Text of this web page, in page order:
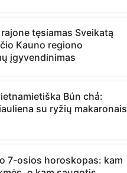
tęsiamas Sveikatą
Kauno regiono
įgyvendinimas
Bún chả:
su ryžių makaronais
7-osios horoskopas: kam